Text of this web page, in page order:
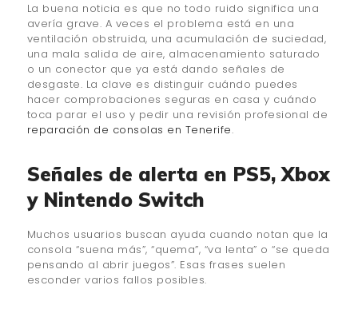
La buena noticia es que no todo ruido significa una
avería grave. A veces el problema está en una
ventilación obstruida, una acumulación de suciedad,
una mala salida de aire, almacenamiento saturado
o un conector que ya está dando señales de
desgaste. La clave es distinguir cuándo puedes
hacer comprobaciones seguras en casa y cuándo
toca parar el uso y pedir una revisión profesional de
reparación de consolas en Tenerife.
Señales de alerta en PS5, Xbox
y Nintendo Switch
Muchos usuarios buscan ayuda cuando notan que la
consola “suena más”, “quema”, “va lenta” o “se queda
pensando al abrir juegos”. Esas frases suelen
esconder varios fallos posibles.